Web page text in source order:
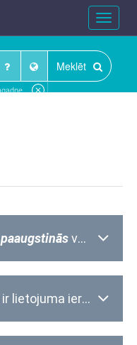
Toggle
Meklēt
paaugstināsvai zāļu
ir lietojuma ierobežojumi?